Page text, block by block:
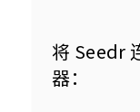
将 Seedr
器：